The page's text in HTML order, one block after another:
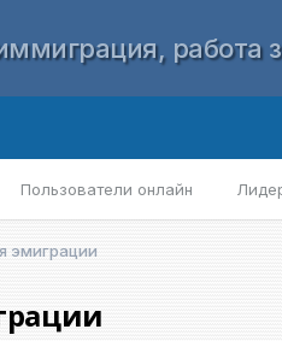
работа
Пользователи онлайн
эмиграции